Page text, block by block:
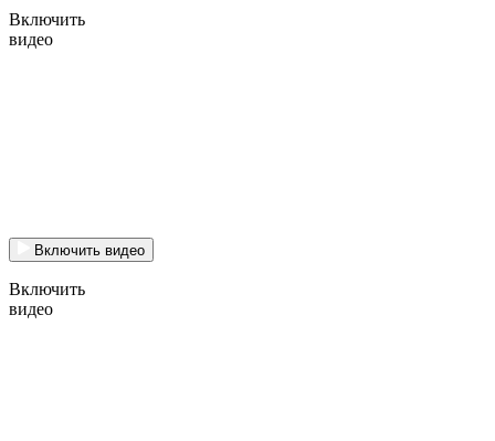
Включить
видео
Включить видео
Включить
видео